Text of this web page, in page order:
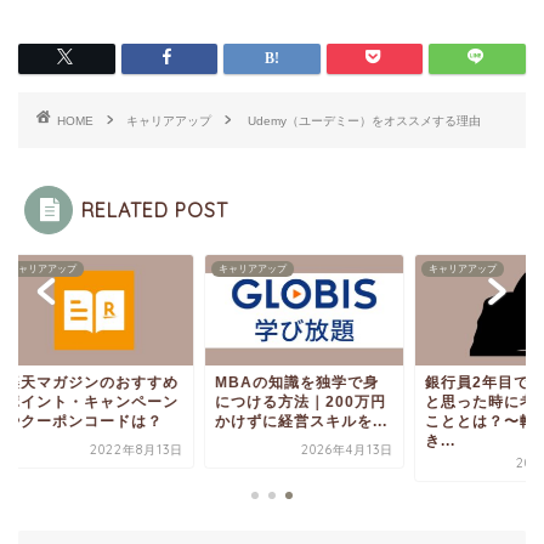
HOME キャリアアップ Udemy（ユーデミー）をオススメする理由
RELATED POST
アアップ
マガジンのおすすめ
ント・キャンペーン
ーポンコードは？
2022年8月13日
キャリアアップ
MBAの知識を独学で身
につける方法｜200万円
かけずに経営スキルを...
2026年4月13日
キャリアアップ
銀行員2年目で辞め
と思った時に考える
こととは？〜転職す
2022年8